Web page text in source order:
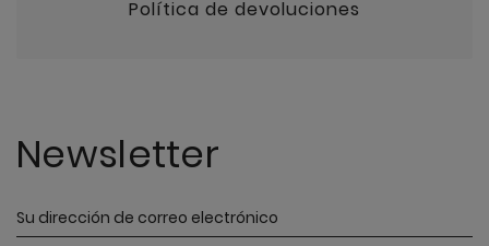
Newsletter
Política de devoluciones